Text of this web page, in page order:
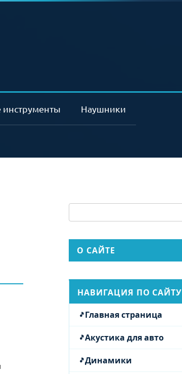
Наушники
О САЙТЕ
НАВИГАЦИЯ ПО САЙТУ
Главная страница
Акустика для авто
Динамики